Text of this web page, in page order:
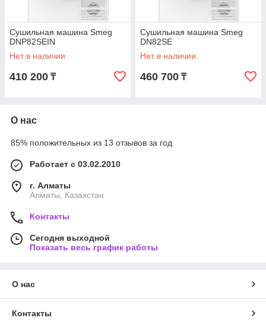
Сушильная машина Smeg
DNP82SEIN
Нет в наличии
410 200 ₸
Сушильная машина Smeg
DN82SE
Нет в наличии
460 700 ₸
О нас
85% положительных из 13 отзывов за год
Работает с 03.02.2010
г. Алматы
Алматы, Казахстан
Контакты
Сегодня выходной
Показать весь график работы
О нас
Контакты